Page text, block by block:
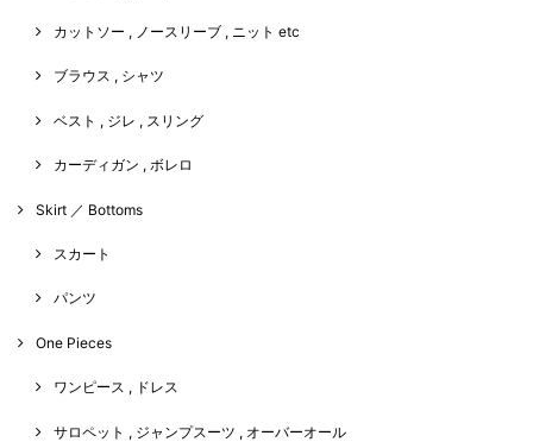
カットソー , ノースリーブ , ニット etc
ブラウス , シャツ
ベスト , ジレ , スリング
カーディガン , ボレロ
Skirt ／ Bottoms
スカート
パンツ
One Pieces
ワンピース , ドレス
サロペット , ジャンプスーツ , オーバーオール